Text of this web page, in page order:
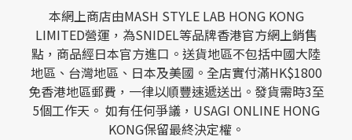
本網上商店由MASH STYLE LAB HONG KONG
LIMITED營運，為SNIDEL等品牌香港官方網上銷售
點，商品經日本官方進口。送貨地區不包括中國大陸
地區、台灣地區、日本及美國。全店實付滿HK$1800
免香港地區郵費，一律以順豐速遞送出。發貨需時3至
5個工作天。 如有任何爭議，USAGI ONLINE HONG
KONG保留最終決定權。